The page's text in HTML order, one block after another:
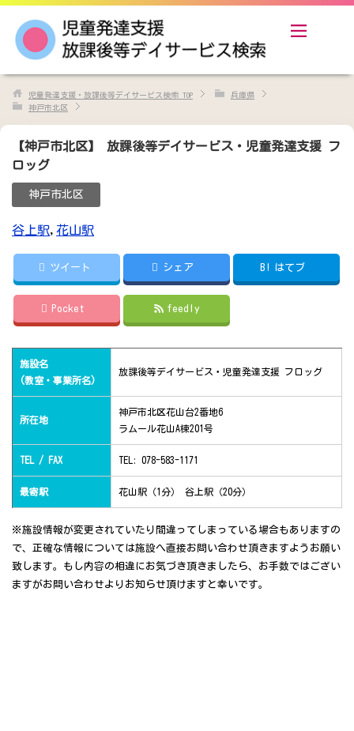
児童発達支援・放課後等デイサービス検索 TOP
兵庫県
神戸市北区
【神戸市北区】 放課後等デイサービス・児童発達支援 フ
ロッグ
神戸市北区
谷上駅, 花山駅
ツイート シェア B! はてブ
Pocket feedly
施設名
(教室・事業所名)
放課後等デイサービス・児童発達支援 フロッグ
所在地
神戸市北区花山台2番地6
ラムール花山A棟201号
TEL / FAX TEL: 078-583-1171
最寄駅 花山駅（1分） 谷上駅（20分）
※施設情報が変更されていたり間違ってしまっている場合もありますの
で、正確な情報については施設へ直接お問い合わせ頂きますようお願い
致します。もし内容の相違にお気づき頂きましたら、お手数ではござい
ますがお問い合わせよりお知らせ頂けますと幸いです。